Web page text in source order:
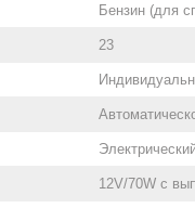
Бензин (для
23
12V/70W с